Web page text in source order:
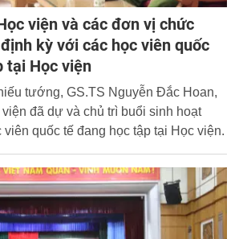
viện và các đơn vị chức
kỳ với các học viên quốc
tại Học viện
tướng, GS.TS Nguyễn Đắc Hoan,
đã dự và chủ trì buổi sinh hoạt
quốc tế đang học tập tại Học viện.